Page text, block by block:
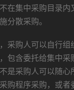
在集中采购目录内
分散采购。
购人可以自行组
包含委托给集中采
是采购人可以随心
购程序采购，或者